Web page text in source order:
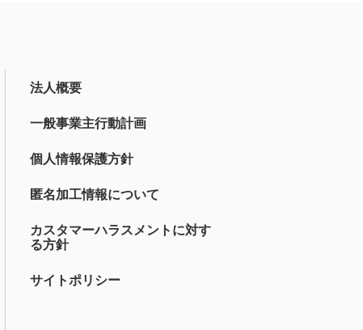
法人概要
一般事業主行動計画
個人情報保護方針
匿名加工情報について
カスタマーハラスメントに対す
る方針
サイトポリシー